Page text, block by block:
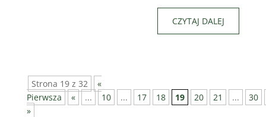
CZYTAJ DALEJ
Strona 19 z 32
«
Pierwsza
« ... 10 ... 17 18 19 20 21 ...
30
»